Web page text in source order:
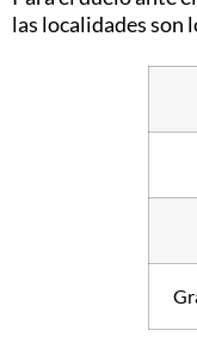
las localidades son